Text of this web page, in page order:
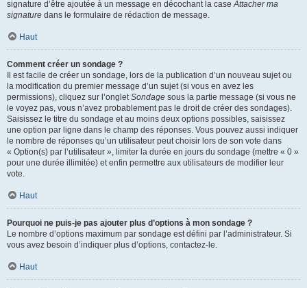
signature d’être ajoutée à un message en décochant la caseAttacher ma
signature dans le formulaire de rédaction de message.
Haut
Comment créer un sondage ?
Il est facile de créer un sondage, lors de la publication d’un nouveau sujet ou
la modification du premier message d’un sujet (si vous en avez les
permissions), cliquez sur l’ongletSondage sous la partie message (si vous ne
le voyez pas, vous n’avez probablement pas le droit de créer des sondages).
Saisissez le titre du sondage et au moins deux options possibles, saisissez
une option par ligne dans le champ des réponses. Vous pouvez aussi indiquer
le nombre de réponses qu’un utilisateur peut choisir lors de son vote dans
« Option(s) par l’utilisateur », limiter la durée en jours du sondage (mettre « 0 »
pour une durée illimitée) et enfin permettre aux utilisateurs de modifier leur
vote.
Haut
Pourquoi ne puis-je pas ajouter plus d’options à mon sondage ?
Le nombre d’options maximum par sondage est défini par l’administrateur. Si
vous avez besoin d’indiquer plus d’options, contactez-le.
Haut